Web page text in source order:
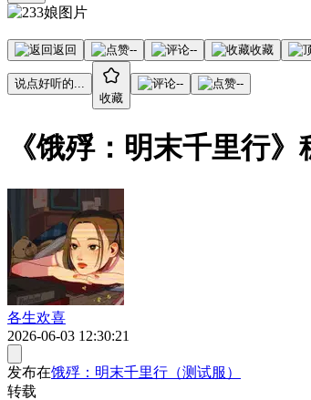
返回 -- -- 收藏
说点好听的...
收藏
-- --
《饿殍：明末千里行
各生欢喜
2026-06-03 12:30:21
发布在饿殍：明末千里行（测试服）
转载